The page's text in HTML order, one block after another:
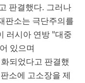
판결했다. 그러나
판소는 극단주의를
러시아 연방 "대중
있으며
되었다고 판결했
소에 고소장을 제